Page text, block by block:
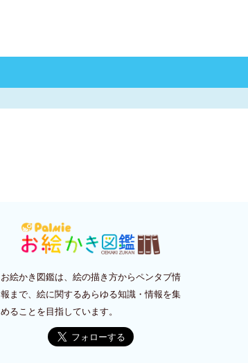
お絵かき図鑑は、絵の描き方からペンタブ情
報まで、絵に関するあらゆる知識・情報を集
めることを目指しています。